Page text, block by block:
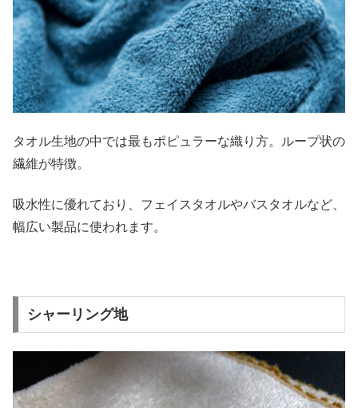
タオル生地の中では最もポピュラーな織り方。ループ状の
繊維が特徴。
吸水性に優れており、フェイスタオルやバスタオルなど、
幅広い製品に使われます。
シャーリング地